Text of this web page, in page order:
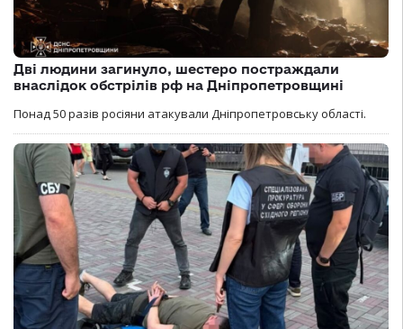
Дві людини загинуло, шестеро постраждали
внаслідок обстрілів рф на Дніпропетровщині
Понад 50 разів росіяни атакували Дніпропетровську області.